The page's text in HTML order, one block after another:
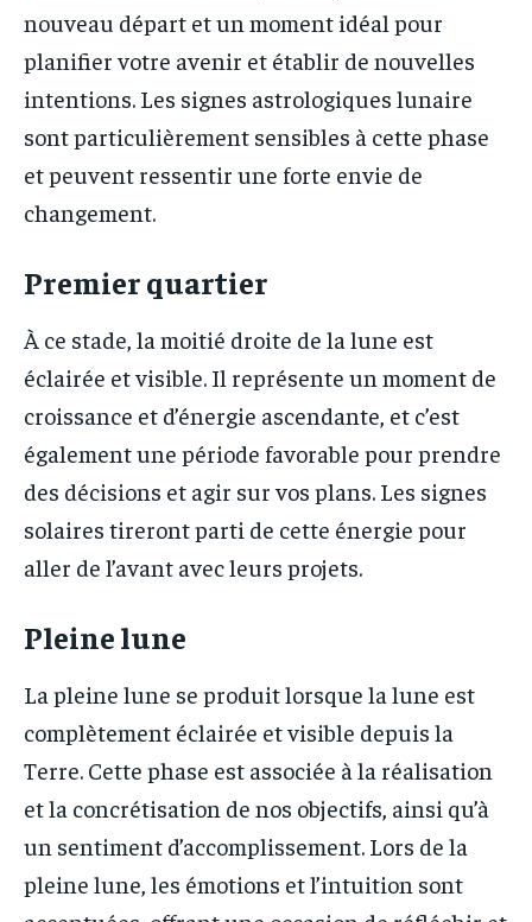
nouveau départ et un moment idéal pour
planifier votre avenir et établir de nouvelles
intentions. Les signes astrologiques lunaire
sont particulièrement sensibles à cette phase
et peuvent ressentir une forte envie de
changement.
Premier quartier
À ce stade, la moitié droite de la lune est
éclairée et visible. Il représente un moment de
croissance et d’énergie ascendante, et c’est
également une période favorable pour prendre
des décisions et agir sur vos plans. Les signes
solaires tireront parti de cette énergie pour
aller de l’avant avec leurs projets.
Pleine lune
La pleine lune se produit lorsque la lune est
complètement éclairée et visible depuis la
Terre. Cette phase est associée à la réalisation
et la concrétisation de nos objectifs, ainsi qu’à
un sentiment d’accomplissement. Lors de la
pleine lune, les émotions et l’intuition sont